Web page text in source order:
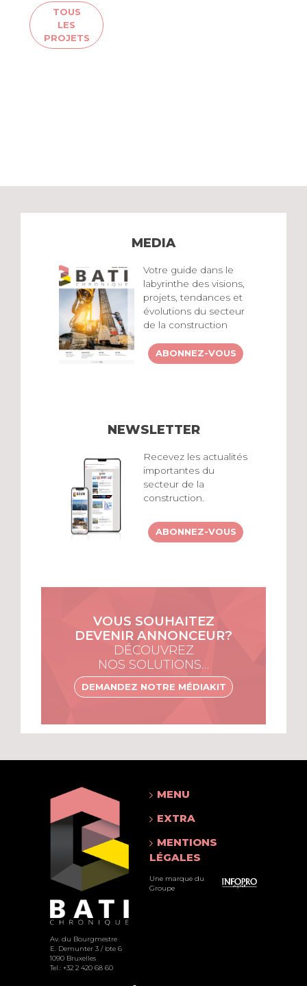
TOUS
LES
PROJETS
MEDIA
Votre guide dans le
labyrinthe des visions,
projets, tendances et
évolutions du secteur
de la construction
ABONNEZ-VOUS
NEWSLETTER
Recevez les actualités
importantes du
secteur de la
construction.
ABONNEZ-VOUS
VOUS SOUHAITEZ
DEVENIR ANNONCEUR?
DÉCOUVREZ
NOS SOLUTIONS…
DEMANDEZ NOTRE MÉDIAKIT
Av. du Bourgmestre
E. Demunter 3 / bte 6
1090 Bruxelles
Tel.: +32 2 420 68 60
MENU
EXTRA
MENTIONS
LÉGALES
Une marque du
Groupe